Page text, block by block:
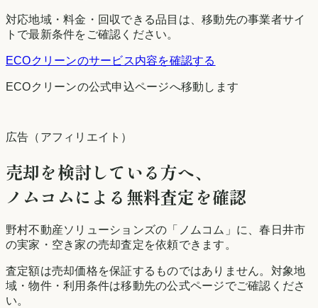
対応地域・料金・回収できる品目は、移動先の事業者サイ
トで最新条件をご確認ください。
ECOクリーンのサービス内容を確認する
ECOクリーンの公式申込ページへ移動します
広告（アフィリエイト）
売却を検討している方へ、
ノムコムによる無料査定を確認
野村不動産ソリューションズの「ノムコム」に、春日井市
の実家・空き家の売却査定を依頼できます。
査定額は売却価格を保証するものではありません。対象地
域・物件・利用条件は移動先の公式ページでご確認くださ
い。